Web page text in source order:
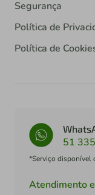
Segurança
Política de
Política de
51
*Serviço disponível
Atendimento